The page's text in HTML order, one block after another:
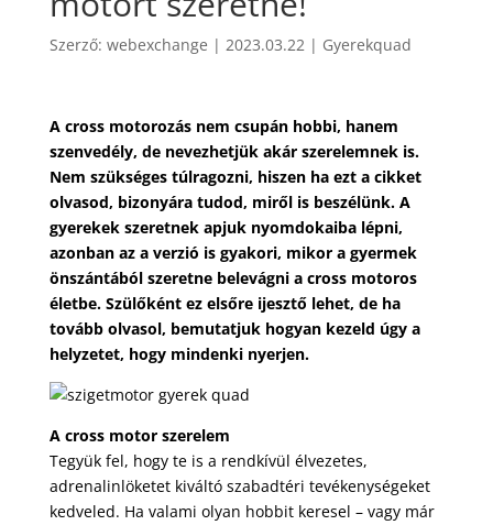
Szerző: webexchange | 2023.03.22| Gyerekquad
A cross motorozás nem csupán hobbi, hanem
szenvedély, de nevezhetjük akár szerelemnek is.
Nem szükséges túlragozni, hiszen ha ezt a cikket
olvasod, bizonyára tudod, miről is beszélünk. A
gyerekek szeretnek apjuk nyomdokaiba lépni,
azonban az a verzió is gyakori, mikor a gyermek
önszántából szeretne belevágni a cross motoros
életbe. Szülőként ez elsőre ijesztő lehet, de ha
tovább olvasol, bemutatjuk hogyan kezeld úgy a
helyzetet, hogy mindenki nyerjen.
A cross motor szerelem
Tegyük fel, hogy te is a rendkívül élvezetes,
adrenalinlöketet kiváltó szabadtéri tevékenységeket
kedveled. Ha valami olyan hobbit keresel – vagy már